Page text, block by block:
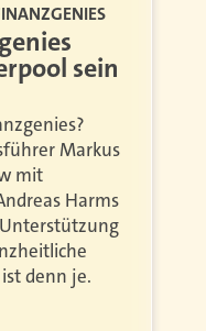
sein
Markus
mit
Harms
denn je.